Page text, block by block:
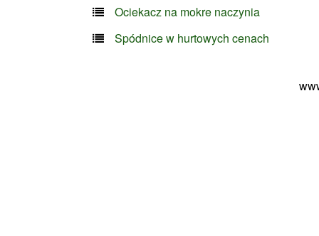
Ociekacz na mokre naczynia
Spódnice w hurtowych cenach